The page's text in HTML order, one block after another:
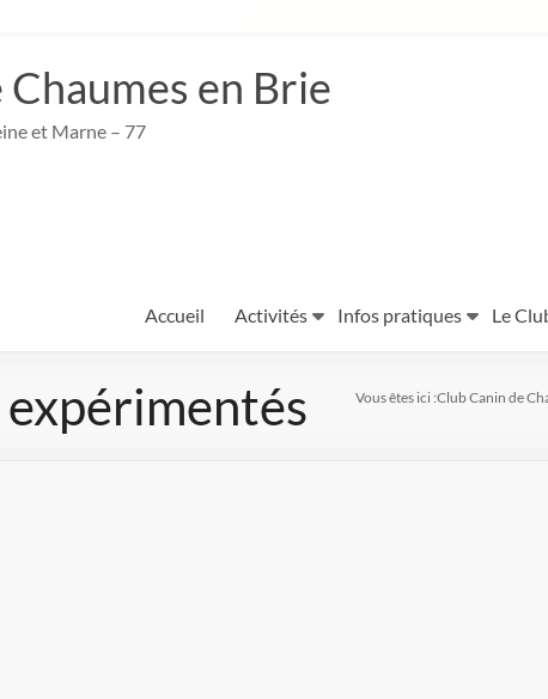
en Brie
et Marne – 77
Accueil Activités Infos pratiques Le
Vous êtes ici :Club Canin de